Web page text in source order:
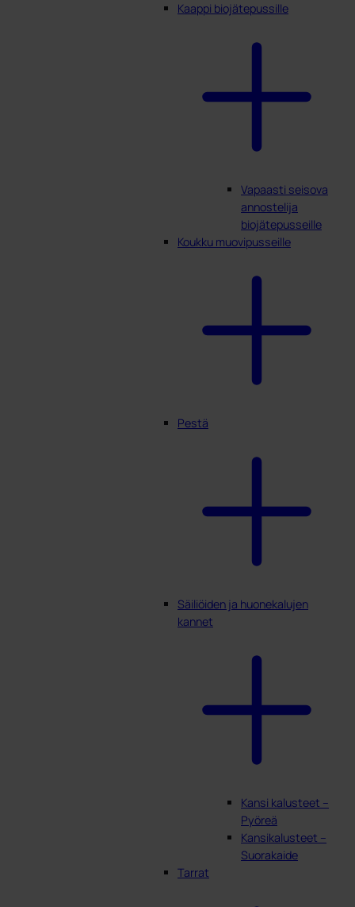
Kaappi biojätepussille
Vapaasti seisova
annostelija
biojätepusseille
Koukku muovipusseille
Pestä
Säiliöiden ja huonekalujen
kannet
Kansi kalusteet –
Pyöreä
Kansikalusteet –
Suorakaide
Tarrat